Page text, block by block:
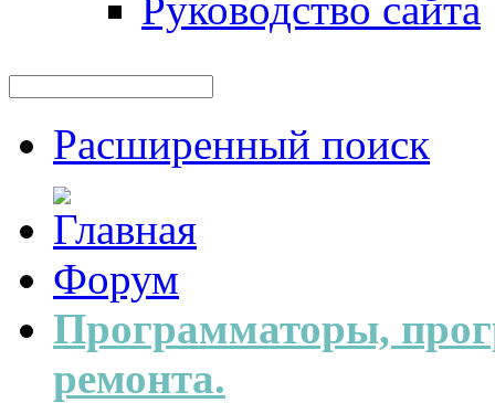
Расширенный поиск
Форум
Программаторы,
ремонта.